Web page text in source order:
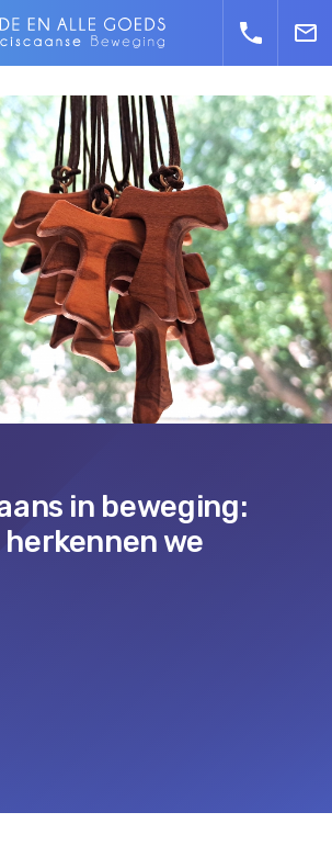
in beweging:
we